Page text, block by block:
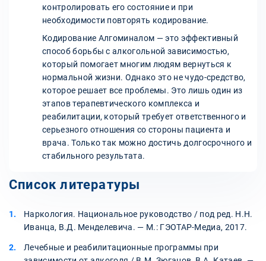
контролировать его состояние и при
необходимости повторять кодирование.
Кодирование Алгоминалом — это эффективный
способ борьбы с алкогольной зависимостью,
который помогает многим людям вернуться к
нормальной жизни. Однако это не чудо-средство,
которое решает все проблемы. Это лишь один из
этапов терапевтического комплекса и
реабилитации, который требует ответственного и
серьезного отношения со стороны пациента и
врача. Только так можно достичь долгосрочного и
стабильного результата.
Список литературы
Наркология. Национальное руководство / под ред. Н.Н.
Иванца, В.Д. Менделевича. — М.: ГЭОТАР-Медиа, 2017.
Лечебные и реабилитационные программы при